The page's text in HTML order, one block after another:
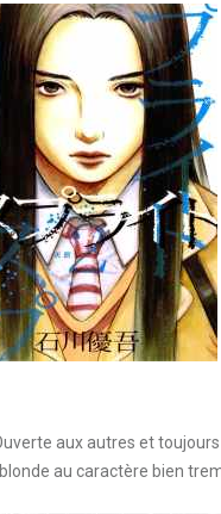
aux autres et
au caractère bien